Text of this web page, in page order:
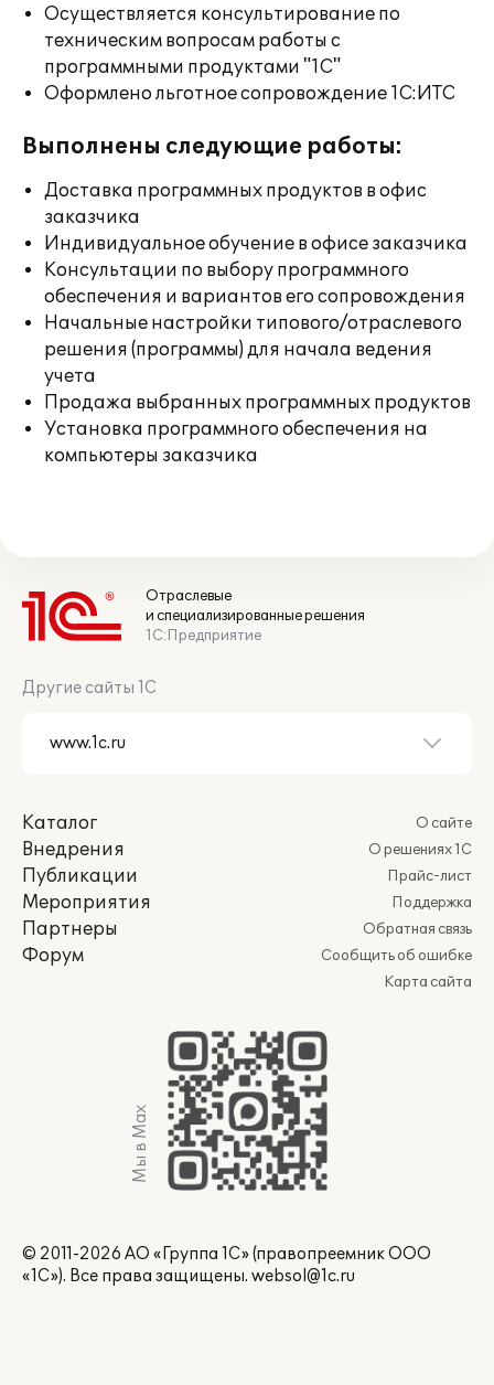
Осуществляется консультирование по
техническим вопросам работы с
программными продуктами "1С"
Оформлено льготное сопровождение 1С:ИТС
Выполнены следующие работы:
Доставка программных продуктов в офис
заказчика
Индивидуальное обучение в офисе заказчика
Консультации по выбору программного
обеспечения и вариантов его сопровождения
Начальные настройки типового/отраслевого
решения (программы) для начала ведения
учета
Продажа выбранных программных продуктов
Установка программного обеспечения на
компьютеры заказчика
Отраслевые
и специализированные решения
1С:Предприятие
Другие сайты 1С
Каталог
Внедрения
Публикации
Мероприятия
Партнеры
Форум
О сайте
О решениях 1С
Прайс-лист
Поддержка
Обратная связь
Сообщить об ошибке
Карта сайта
Мы в Max
© 2011-2026 АО «Группа 1С» (правопреемник ООО
«1С»). Все права защищены. websol@1c.ru